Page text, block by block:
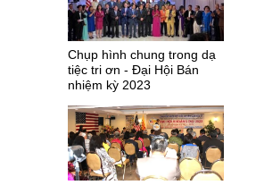
Chụp hình chung trong dạ
tiệc tri ơn - Đại Hội Bán
nhiệm kỳ 2023